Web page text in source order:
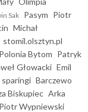
Sak Pasym Piotr
Michał
stomil.olsztyn.pl
Polonia Bytom Patryk
Głowacki Emil
sparingi Barczewo
Biskupiec Arka
Piotr Wypniewski